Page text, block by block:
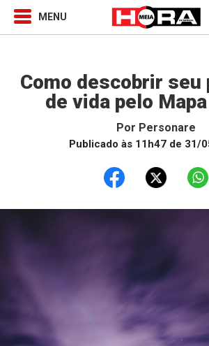
Como descobrir seu
de vida pelo
Por Personare
Publicado às 11h47 de 31/